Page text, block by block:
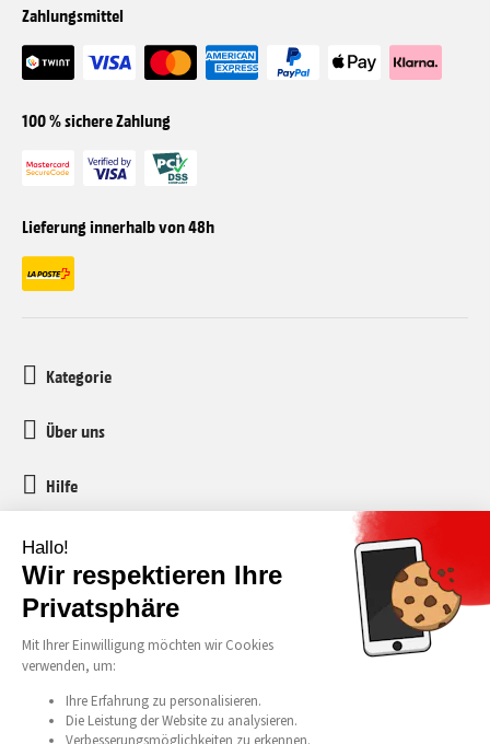
Zahlungsmittel
100 % sichere Zahlung
Lieferung innerhalb von 48h
Kategorie
Über uns
Hilfe
Kundenservice
media-markt-refurbished@recommerce.com
Montag-Freitag 08:00-17:00